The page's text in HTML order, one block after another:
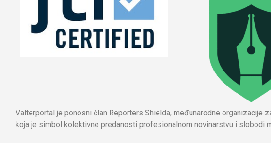
Valterportal je ponosni član Reporters Shielda, međunarodne organizacije
koja je simbol kolektivne predanosti profesionalnom novinarstvu i slobodi